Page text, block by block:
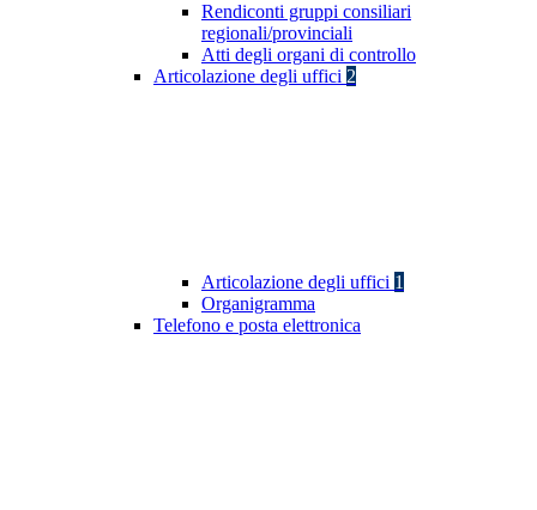
Rendiconti gruppi consiliari
regionali/provinciali
Atti degli organi di controllo
Articolazione degli uffici 2
Articolazione degli uffici 1
Organigramma
Telefono e posta elettronica